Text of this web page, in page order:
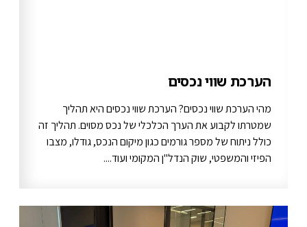
הערכת שווי נכסים
מהי הערכת שווי נכסים? הערכת שווי נכסים היא תהליך
שמטרתו לקבוע את הערך הכלכלי של נכס מסוים. תהליך זה
כולל ניתוח של מספר גורמים כגון מיקום הנכס, גודלו, מצבו
הפיזי והמשפטי, שוק הנדל"ן המקומי ועוד....